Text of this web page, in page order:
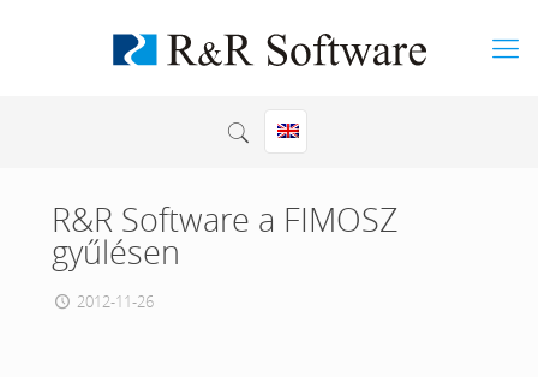
R&R Software a FIMOSZ
gyűlésen
2012-11-26